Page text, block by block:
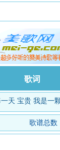
歌词
天 宝贵 我是一
歌谱总